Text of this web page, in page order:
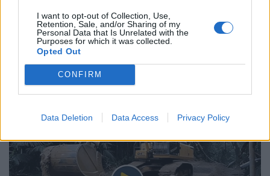
I want to opt-out of Collection, Use,
Retention, Sale, and/or Sharing of my
Personal Data that Is Unrelated with the
Purposes for which it was collected.
Opted Out
CONFIRM
Data Deletion Data Access Privacy Policy